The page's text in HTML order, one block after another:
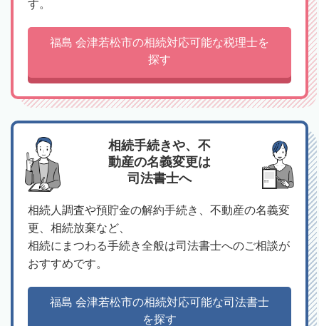
す。
福島 会津若松市の相続対応可能な税理士を
探す
相続手続きや、不
動産の名義変更は
司法書士へ
相続人調査や預貯金の解約手続き、不動産の名義変
更、相続放棄など、
相続にまつわる手続き全般は司法書士へのご相談が
おすすめです。
福島 会津若松市の相続対応可能な司法書士
を探す